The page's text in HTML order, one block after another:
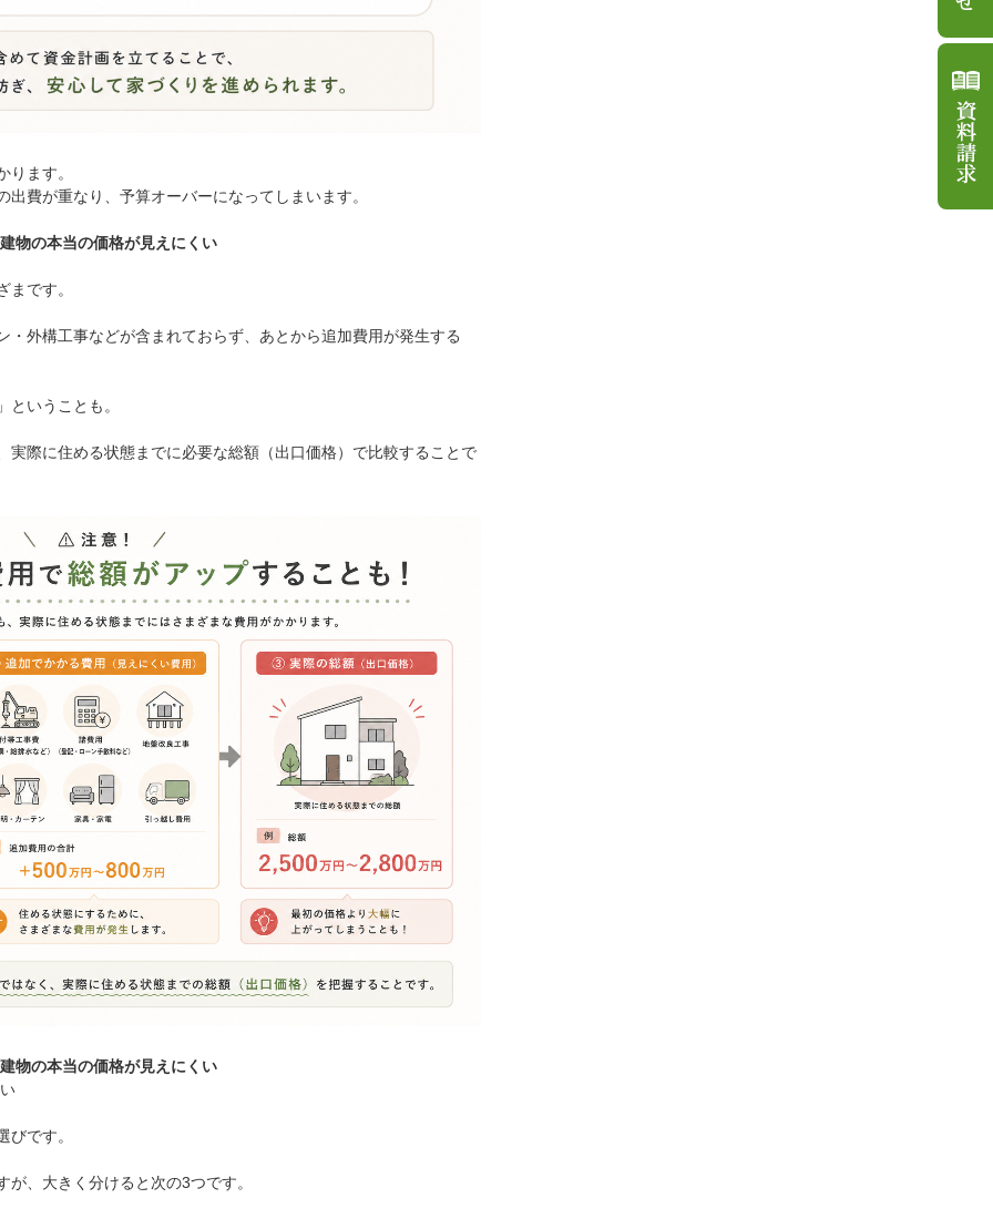
ます。
費が重なり、予算オーバーになってしまいます。
物の本当の価格が見えにくい
です。
・外構工事などが含まれておらず、あとから追加費用が発生する
いうことも。
実際に住める状態までに必要な総額（出口価格）で比較することで
物の本当の価格が見えにくい
です。
、大きく分けると次の3つです。